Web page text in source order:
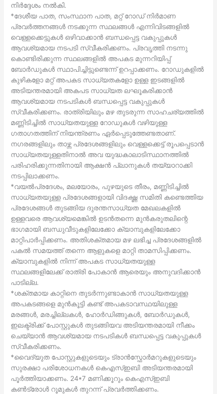
നിര്‍ദ്ദേശം നല്‍കി.
*ദേശീയ പാത, സംസ്ഥാന പാത, മറ്റ് റോഡ് നിര്‍മാണ
പ്രവര്‍ത്തനങ്ങള്‍ നടക്കുന്ന സ്ഥലങ്ങള്‍ എന്നിവിടങ്ങളില്‍
വെള്ളക്കെട്ടുകള്‍ ഒഴിവാക്കാന്‍ ബന്ധപ്പെട്ട വകുപ്പുകള്‍
ആവശ്യമായ നടപടി സ്വീകരിക്കണം. പ്രവൃത്തി നടന്നു
കൊണ്ടിരിക്കുന്ന സ്ഥലങ്ങളില്‍ അപകട മുന്നറിയിപ്പ്
ബോര്‍ഡുകള്‍ സ്ഥാപിച്ചിട്ടുണ്ടെന്ന് ഉറപ്പാക്കണം. റോഡുകളില്‍
കുഴികളോ മറ്റ് അപകട സാധ്യതകളോ ഉള്ള ഇടങ്ങളില്‍
അടിയന്തരമായി അകപട സാധ്യത ലഘൂകരിക്കാന്‍
ആവശ്യമായ നടപടികള്‍ ബന്ധപ്പെട്ട വകുപ്പുകള്‍
സ്വീകരിക്കണം. രാത്രിയിലും മഴ തുടരുന്ന സാഹചര്യത്തില്‍
മണ്ണിടിച്ചില്‍ സാധ്യതയുള്ള റോഡുകള്‍ വഴിയുള്ള
ഗതാഗതത്തിന് നിയന്ത്രണം ഏര്‍പ്പെടുത്തേണ്ടതാണ്.
നഗരങ്ങളിലും താഴ്ന്ന പ്രദേശങ്ങളിലും വെള്ളക്കെട്ട് രൂപപ്പെടാന്‍
സാധ്യതയുള്ളതിനാല്‍ അവ യുദ്ധകാലാടിസ്ഥാനത്തില്‍
പരിഹരിക്കുന്നതിനായി ആക്ഷന്‍ പ്ലാനുകള്‍ തയ്യാറാക്കി
നടപ്പിലാക്കണം.
*വയല്‍പ്രദേശം, മലയോരം, പുഴയുടെ തീരം, മണ്ണിടിച്ചില്‍
സാധ്യതയുള്ള പ്രദേശങ്ങളായി വിദഗ്ദ്ധ സമിതി കണ്ടെത്തിയ
പ്രദേശങ്ങള്‍ തുടങ്ങിയ ദുരന്തസാധ്യത മേഖലകളില്‍
ഉള്ളവരെ ആവശ്യമെങ്കില്‍ ഉടന്‍തന്നെ മുന്‍കരുതലിന്റെ
ഭാഗമായി ബന്ധുവീടുകളിലേക്കോ ക്യാമ്പുകളിലേക്കോ
മാറ്റിപാര്‍പ്പിക്കണം. അതിശക്തമായ മഴ ലഭിച്ച പ്രദേശങ്ങളില്‍
പകല്‍ സമയത്ത് തന്നെ ആളുകളെ മാറ്റി താമസിപ്പിക്കണം.
ക്യാമ്പുകളില്‍ നിന്ന് അപകട സാധ്യതയുള്ള
സ്ഥലങ്ങളിലേക്ക് രാത്രി പോകാന്‍ ആരെയും അനുവദിക്കാന്‍
പാടില്ല.
*ശക്തമായ കാറ്റിനെ തുടര്‍ന്നുണ്ടാകാന്‍ സാധ്യതയുള്ള
അപകടങ്ങളെ മുന്‍കൂട്ടി കണ്ട് അപകടാവസ്ഥയിലുള്ള
മരങ്ങള്‍, മരച്ചില്ലകള്‍, ഹോര്‍ഡിങ്ങുകള്‍, ബോര്‍ഡുകള്‍,
ഇലക്ട്രിക്ക് പോസ്റ്റുകള്‍ തുടങ്ങിയവ അടിയന്തരമായി നീക്കം
ചെയ്യാന്‍ ആവശ്യമായ നടപടികള്‍ ബന്ധപ്പെട്ട വകുപ്പുകള്‍
സ്വീകരിക്കണം.
*വൈദ്യുത പോസ്റ്റുകളുടെയും ട്രാന്‍സ്ഫോര്‍മറുകളുടെയും
സുരക്ഷാ പരിശോധനകള്‍ കെഎസ്ഇബി അടിയന്തരമായി
പൂര്‍ത്തിയാക്കണം. 24*7 മണിക്കൂറും കെഎസ്ഇബി
കണ്‍ട്രോള്‍ റൂമുകള്‍ തുറന്ന് പ്രവര്‍ത്തിക്കണം.